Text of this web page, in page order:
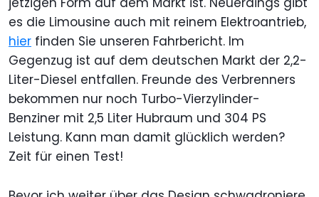
es die Limousine auch mit reinem Elektroantrieb,
hier finden Sie unseren Fahrbericht. Im
Gegenzug ist auf dem deutschen Markt der 2,2-
Liter-Diesel entfallen. Freunde des Verbrenners
bekommen nur noch Turbo-Vierzylinder-
Benziner mit 2,5 Liter Hubraum und 304 PS
Leistung. Kann man damit glücklich werden?
Zeit für einen Test!